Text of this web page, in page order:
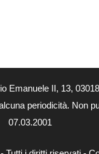
II, 13,
periodicità. Non
07.03.2001